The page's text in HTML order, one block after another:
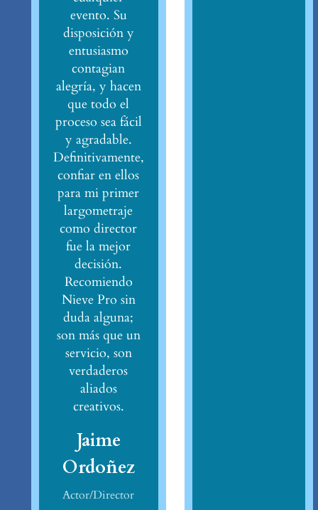
evento. Su
disposición y
entusiasmo
contagian
alegría, y hacen
que todo el
proceso sea fácil
y agradable.
Definitivamente,
confiar en ellos
para mi primer
largometraje
como director
fue la mejor
decisión.
Recomiendo
Nieve Pro sin
duda alguna;
son más que un
servicio, son
verdaderos
aliados
creativos.
Jaime
Ordoñez
Actor/Director